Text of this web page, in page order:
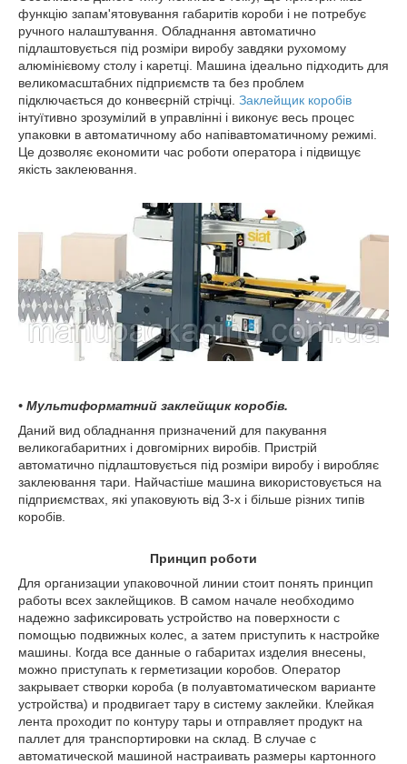
функцію запам'ятовування габаритів короби і не потребує
ручного налаштування. Обладнання автоматично
підлаштовується під розміри виробу завдяки рухомому
алюмінієвому столу і каретці. Машина ідеально підходить для
великомасштабних підприємств та без проблем
підключається до конвеєрній стрічці. Заклейщик коробів
інтуїтивно зрозумілий в управлінні і виконує весь процес
упаковки в автоматичному або напівавтоматичному режимі.
Це дозволяє економити час роботи оператора і підвищує
якість заклеювання.
• Мультиформатний заклейщик коробів.
Даний вид обладнання призначений для пакування
великогабаритних і довгомірних виробів. Пристрій
автоматично підлаштовується під розміри виробу і виробляє
заклеювання тари. Найчастіше машина використовується на
підприємствах, які упаковують від 3-х і більше різних типів
коробів.
Принцип роботи
Для организации упаковочной линии стоит понять принцип
работы всех заклейщиков. В самом начале необходимо
надежно зафиксировать устройство на поверхности с
помощью подвижных колес, а затем приступить к настройке
машины. Когда все данные о габаритах изделия внесены,
можно приступать к герметизации коробов. Оператор
закрывает створки короба (в полуавтоматическом варианте
устройства) и продвигает тару в систему заклейки. Клейкая
лента проходит по контуру тары и отправляет продукт на
паллет для транспортировки на склад. В случае с
автоматической машиной настраивать размеры картонного